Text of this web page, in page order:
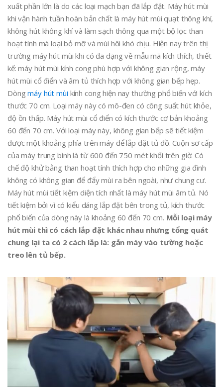
xuất phần lớn là do các loại mạch bạn đã lắp đặt. Máy hút mùi
khi vận hành tuần hoàn bản chất là máy hút mùi quạt thông khí,
không hút không khí và làm sạch thông qua một bộ lọc than
hoạt tính mà loại bỏ mỡ và mùi hôi khó chịu. Hiện nay trên thị
trường máy hút mùi khi có đa dạng về mẫu mã kích thích, thiết
kế: máy hút mùi kính cong phù hợp với không gian rộng, máy
hút mùi cổ điển và âm tủ thích hợp với không gian bếp hẹp.
Dòngmáy hút mùi kính cong hiện nay thường phổ biến với kích
thước 70 cm. Loại máy này có mô-đen có công suất hút khỏe,
độ ồn thấp. Máy hút mùi cổ điển có kích thước cơ bản khoảng
60 đến 70 cm. Với loại máy này, không gian bếp sẽ tiết kiệm
được một khoảng phía trên máy để lắp đặt tủ đồ. Cuộn sơ cấp
của máy trung bình là từ 600 đến 750 mét khối trên giờ. Có
chế độ khử bằng than hoạt tính thích hợp cho những gia đình
không có không gian để đẩy mùi ra bên ngoài, như chung cư.
Máy hút mùi tiết kiệm diện tích nhất là máy hút mùi âm tủ. Nó
tiết kiệm bởi vì có kiểu dáng lắp đặt bên trong tủ, kích thước
phổ biến của dòng này là khoảng 60 đến 70 cm. Mỗi loại máy
hút mùi thì có cách lắp đặt khác nhau nhưng tổng quát
chung lại ta có 2 cách lắp là: gắn máy vào tường hoặc
treo lên tủ bếp.